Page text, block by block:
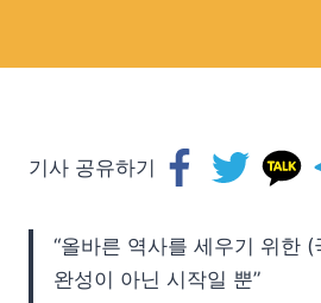
기사 공유하기
“올바른 역사를 세우기 위한
완성이 아닌 시작일 뿐”